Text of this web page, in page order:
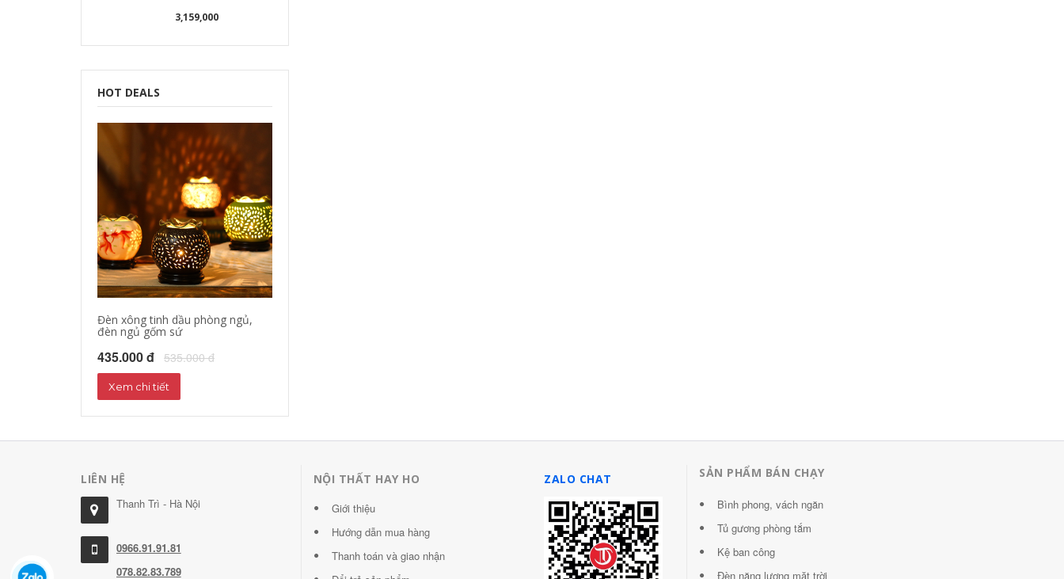
3,159,000
HOT DEALS
Đèn xông tinh dầu phòng ngủ,
đèn ngủ gốm sứ
435.000 đ 535.000 đ
Xem chi tiết
LIÊN HỆ
Thanh Trì - Hà Nội
0966.91.91.81
078.82.83.789
NỘI THẤT HAY HO
Giới thiệu
Hướng dẫn mua hàng
Thanh toán và giao nhận
ZALO CHAT SẢN PHẨM BÁN CHẠY
Bình phong, vách ngăn
Tủ gương phòng tắm
Kệ ban công
Đèn năng lượng mặt trời